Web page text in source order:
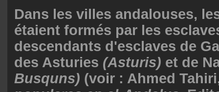
Dans les villes andalouses,
étaient formés par les
descendants d'esclaves de
des Asturies (Asturis) et de
Busquns) (voir : Ahmed